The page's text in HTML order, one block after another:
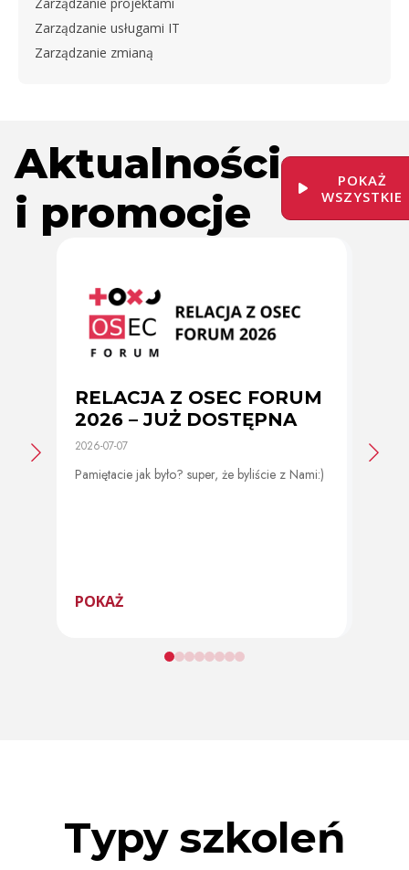
Zarządzanie projektami
Zarządzanie usługami IT
Zarządzanie zmianą
Aktualności
i promocje
POKAŻ
WSZYSTKIE
RELACJA Z OSEC FORUM
2026 – JUŻ DOSTĘPNA
2026-07-07
Pamiętacie jak było? super, że byliście z Nami:)
POKAŻ
2026-
Typy szkoleń